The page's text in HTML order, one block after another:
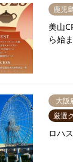
鹿児
美山
ら始
大阪
厳選
ロハ